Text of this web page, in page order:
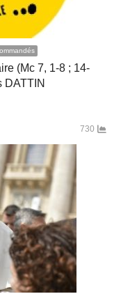
(Mc 7, 1-8 ; 14-
DATTIN
730